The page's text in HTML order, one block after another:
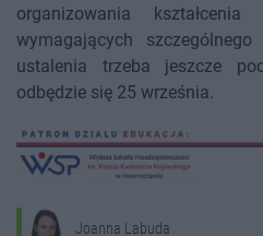
organizowania
wymagających
ustalenia trzeba jeszcze
odbędzie się 25 września.
Joanna Labuda